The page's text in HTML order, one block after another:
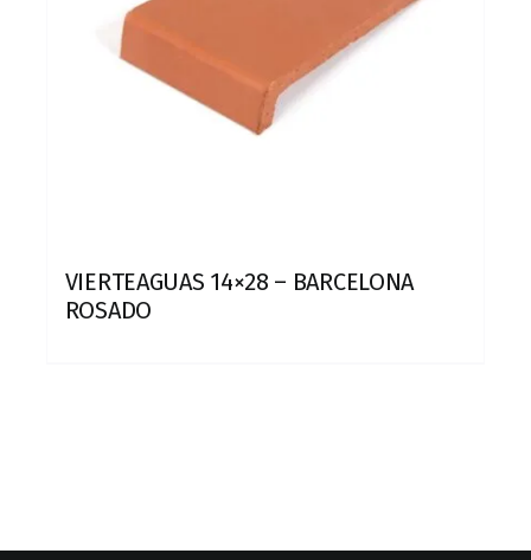
VIERTEAGUAS 14×28 – BARCELONA
ROSADO